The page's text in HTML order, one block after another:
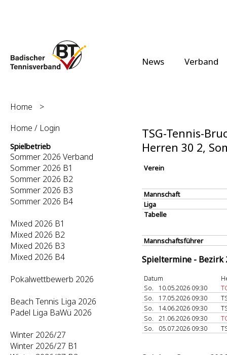
News Verband
Home
>
Home / Login
Spielbetrieb
Sommer 2026 Verband
Sommer 2026 B1
Sommer 2026 B2
Sommer 2026 B3
Sommer 2026 B4
Mixed 2026 B1
Mixed 2026 B2
Mixed 2026 B3
Mixed 2026 B4
Pokalwettbewerb 2026
Beach Tennis Liga 2026
Padel Liga BaWü 2026
Winter 2026/27
Winter 2026/27 B1
TSG-Tennis-
Herren 30 2,
Verein
Mannschaft
Liga
Tabelle
Mannschaftsführer
Spieltermine - Bezirk
Datum
So.
10.05.2026 09:30
So.
17.05.2026 09:30
So.
14.06.2026 09:30
So.
21.06.2026 09:30
So.
05.07.2026 09:30